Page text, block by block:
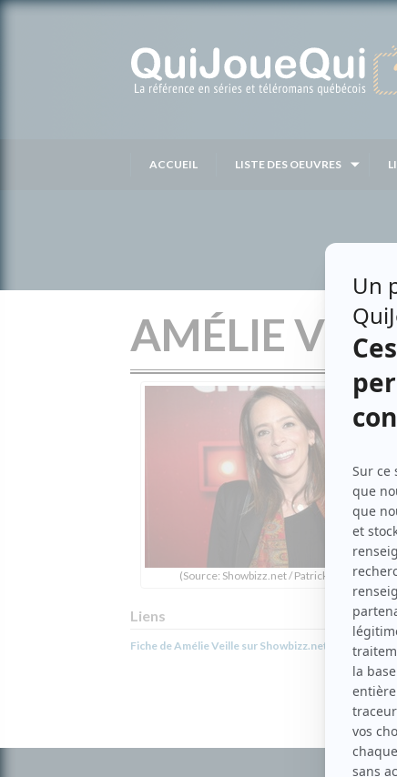
ACCUEIL LISTE DES OEUVRES
AMÉLIE
(Source: Showbizz.net / Patrick Lamarche)
Liens
Fiche de Amélie Veille sur Showbizz.net